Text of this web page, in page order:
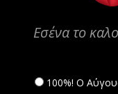
Εσένα το
100%! Ο